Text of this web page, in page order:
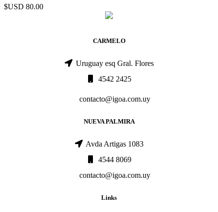
$USD 80.00
CARMELO
Uruguay esq Gral. Flores
4542 2425
contacto@igoa.com.uy
NUEVA PALMIRA
Avda Artigas 1083
4544 8069
contacto@igoa.com.uy
Links